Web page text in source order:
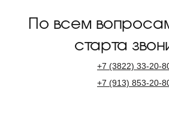
По всем
старта
+7 (3822) 33-20-
+7 (913) 853-20-